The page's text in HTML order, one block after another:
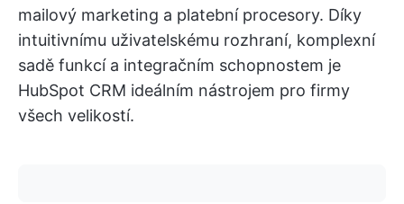
mailový marketing a platební procesory. Díky
intuitivnímu uživatelskému rozhraní, komplexní
sadě funkcí a integračním schopnostem je
HubSpot CRM ideálním nástrojem pro firmy
všech velikostí.